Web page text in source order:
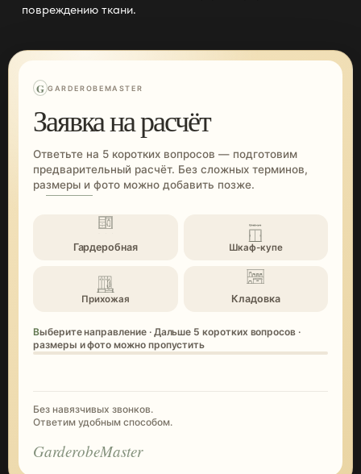
повреждению ткани.
G GARDEROBEMASTER
Заявка на расчёт
Ответьте на 5 коротких вопросов — подготовим
предварительный расчёт. Без сложных терминов,
размеры и фото можно добавить позже.
Гардеробная Шкаф-купе
Прихожая Кладовка
Выберите направление · Дальше 5 коротких вопросов ·
размеры и фото можно пропустить
Без навязчивых звонков.
Ответим удобным способом.
GarderobeMaster